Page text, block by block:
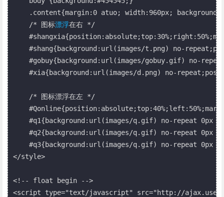
.content{margin:0 atuo; width:960px;
/* 图标漂浮在右 */
#shang{background:url(images/t.png) no-
#gobuy{background:url(images/gobuy.gif) no-
#xia{background:url(images/d.png) no-
/* 图标漂浮在左 */
#q1{background:url(images/q.gif) no-repeat 0px
#q2{background:url(images/q.gif) no-repeat 0px -
#q3{background:url(images/q.gif) no-repeat 0px -
</style>
<!-- float begin -->
<script type="text/javascript" src="http://